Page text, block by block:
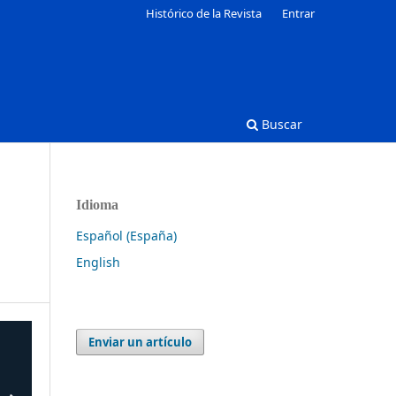
Buscar
Histórico de la Revista Entrar
Idioma
Español (España)
English
Enviar un artículo